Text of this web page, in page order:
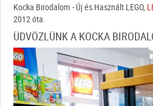
Kocka Birodalom - Új és Használt LEGO,
2012 óta.
ÜDVÖZLÜNK A KOCKA